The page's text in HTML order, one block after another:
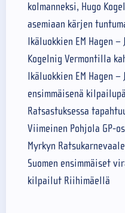
kolmanneksi, Hugo
asemiaan kärjen
Ikäluokkien EM Hagen
Kogelnig Vermontilla
Ikäluokkien EM Hagen
ensimmäisenä
Ratsastuksessa
Viimeinen Pohjola GP-
Myrkyn
Suomen ensimmäiset
kilpailut Riihimäellä